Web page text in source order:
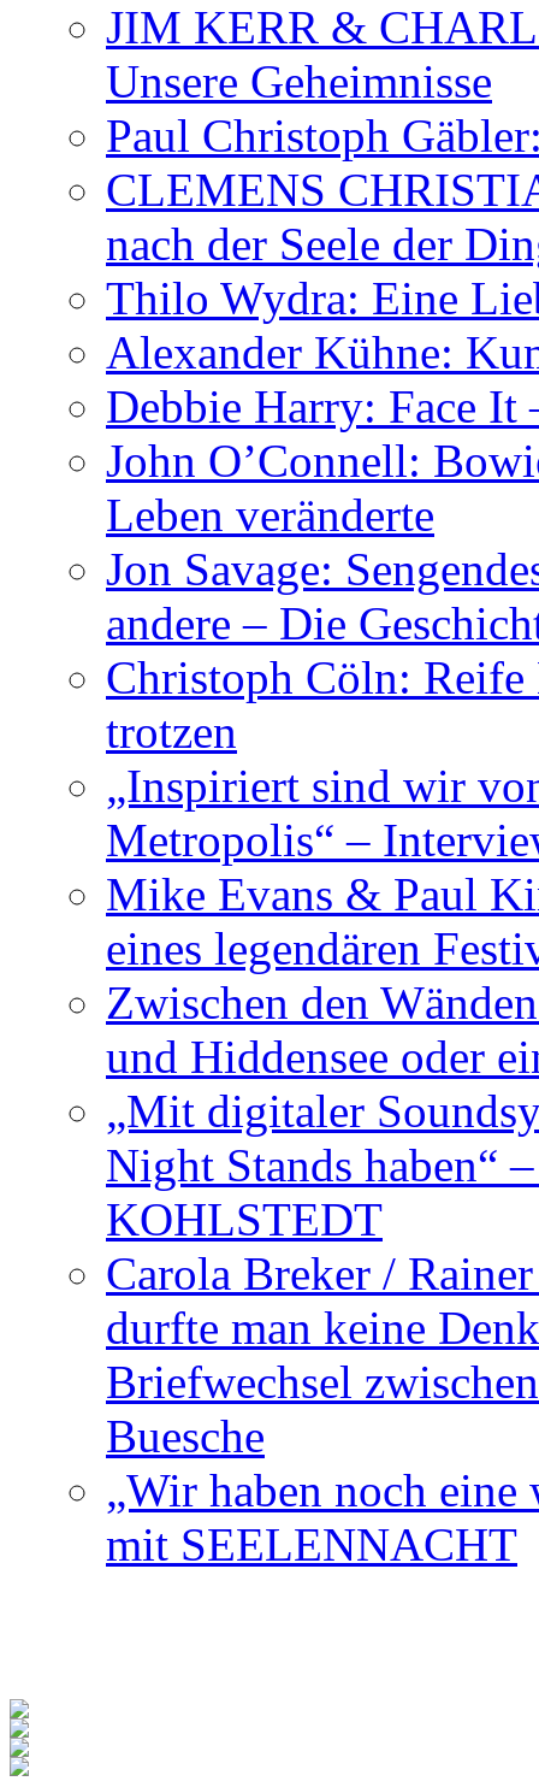
JIM KERR &
Unsere Geheimnisse
Paul Christoph
CLEMENS
nach der Seele der
Thilo Wydra: Eine
Alexander Kühne:
Debbie Harry: Face
John O’Connell:
Leben veränderte
Jon Savage:
andere – Die
Christoph Cöln:
trotzen
„Inspiriert sind wir
Metropolis“ –
Mike Evans & Paul
eines legendären
Zwischen den
und Hiddensee oder
„Mit digitaler
Night Stands haben“
KOHLSTEDT
Carola Breker /
durfte man keine
Briefwechsel
Buesche
„Wir haben noch
mit SEELENNACHT